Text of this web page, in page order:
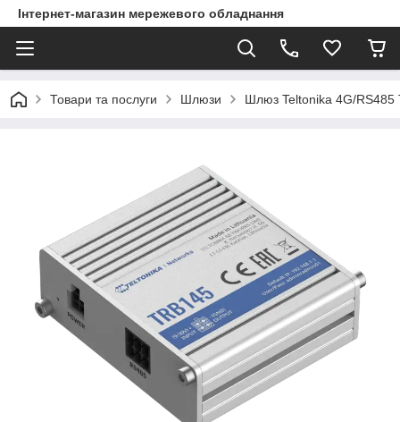
Інтернет-магазин мережевого обладнання
Товари та послуги Шлюзи Шлюз Teltonika 4G/RS485